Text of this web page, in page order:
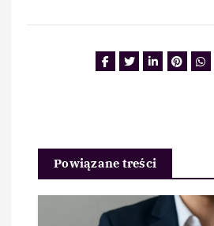
Powiązane treści